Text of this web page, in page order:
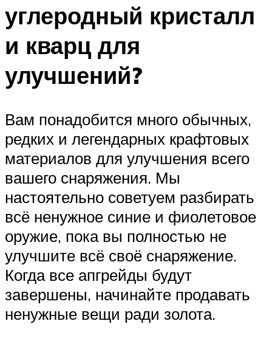
углеродный кристалл
и кварц для
улучшений?
Вам понадобится много обычных,
редких и легендарных крафтовых
материалов для улучшения всего
вашего снаряжения. Мы
настоятельно советуем разбирать
всё ненужное синие и фиолетовое
оружие, пока вы полностью не
улучшите всё своё снаряжение.
Когда все апгрейды будут
завершены, начинайте продавать
ненужные вещи ради золота.